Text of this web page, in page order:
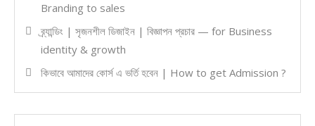
Branding to sales
ব্র্যান্ডিং | সৃজনশীল ডিজাইন | বিজ্ঞাপন প্রচার — for Business
identity & growth
কিভাবে আমাদের কোর্স এ ভর্তি হবেন | How to get Admission ?